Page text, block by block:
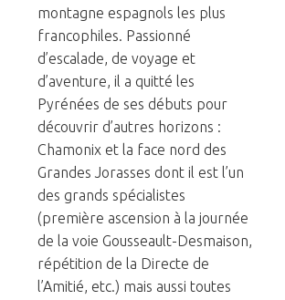
montagne espagnols les plus
francophiles. Passionné
d’escalade, de voyage et
d’aventure, il a quitté les
Pyrénées de ses débuts pour
découvrir d’autres horizons :
Chamonix et la face nord des
Grandes Jorasses dont il est l’un
des grands spécialistes
(première ascension à la journée
de la voie Gousseault-Desmaison,
répétition de la Directe de
l’Amitié, etc.) mais aussi toutes